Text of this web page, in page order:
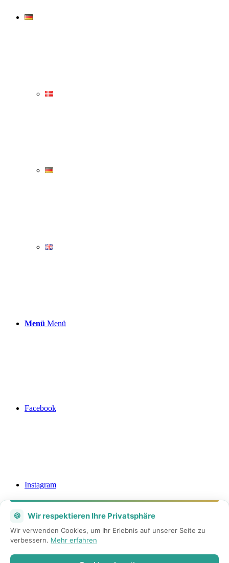
Menü Menü
Facebook
Instagram
🍪 Wir respektieren Ihre Privatsphäre
Wir verwenden Cookies, um Ihr Erlebnis auf unserer Seite zu
verbessern. Mehr erfahren